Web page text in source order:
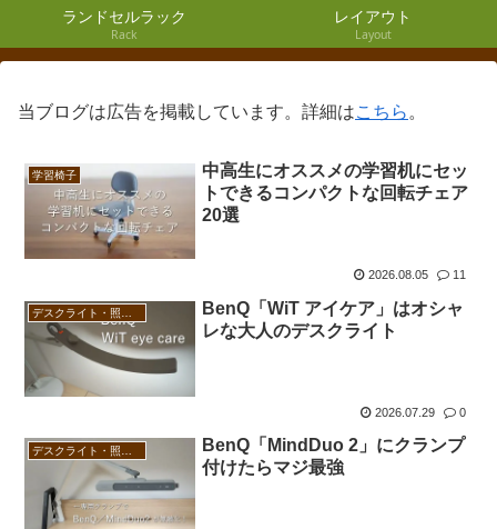
ランドセルラック
Rack
レイアウト
Layout
当ブログは広告を掲載しています。詳細はこちら 。
学習椅子
中高生にオススメの学習机にセッ
トできるコンパクトな回転チェア
20選
2026.08.05 11
BenQ「WiT アイケア」はオシャ
レな大人のデスクライト
2026.07.29 0
BenQ「MindDuo 2」にクランプ
付けたらマジ最強